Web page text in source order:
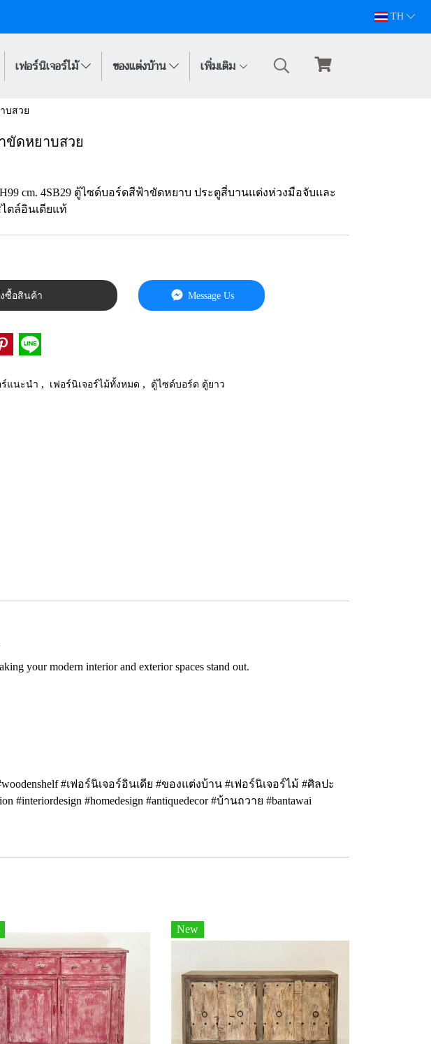
TH
เฟอร์นิเจอร์ไม้ ของแต่งบ้าน เพิ่มเติม
บสวย
ขัดหยาบสวย
H99 cm. 4SB29 ตู้ไซด์บอร์ดสีฟ้าขัดหยาบ ประตูสี่บานแต่งห่วงมือจับและ
ตล์อินเดียแท้
ซื้อสินค้า Message Us
ร์แนะนำ , เฟอร์นิเจอร์ไม้ทั้งหมด , ตู้ไซด์บอร์ด ตู้ยาว
your modern interior and exterior spaces stand out.
#เฟอร์นิเจอร์อินเดีย #ของแต่งบ้าน #เฟอร์นิเจอร์ไม้ #ศิลปะ
#interiordesign #homedesign #antiquedecor #บ้านถวาย #bantawai
New